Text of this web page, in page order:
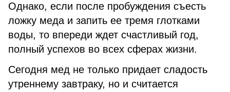
Однако, если после пробуждения съесть
ложку меда и запить ее тремя глотками
воды, то впереди ждет счастливый год,
полный успехов во всех сферах жизни.
Сегодня мед не только придает сладость
утреннему завтраку, но и считается